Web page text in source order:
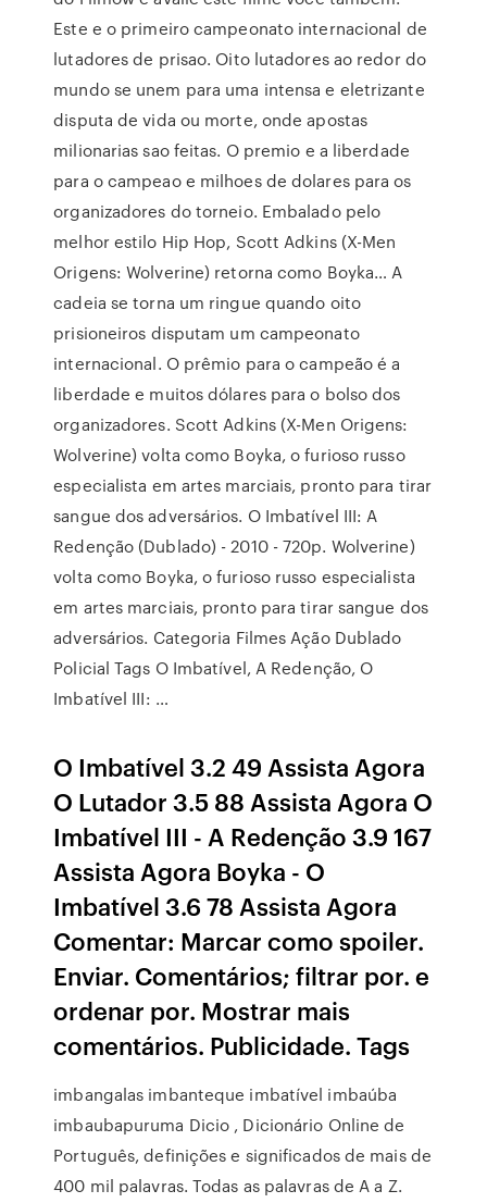
Este e o primeiro campeonato internacional de
lutadores de prisao. Oito lutadores ao redor do
mundo se unem para uma intensa e eletrizante
disputa de vida ou morte, onde apostas
milionarias sao feitas. O premio e a liberdade
para o campeao e milhoes de dolares para os
organizadores do torneio. Embalado pelo
melhor estilo Hip Hop, Scott Adkins (X-Men
Origens: Wolverine) retorna como Boyka… A
cadeia se torna um ringue quando oito
prisioneiros disputam um campeonato
internacional. O prêmio para o campeão é a
liberdade e muitos dólares para o bolso dos
organizadores. Scott Adkins (X-Men Origens:
Wolverine) volta como Boyka, o furioso russo
especialista em artes marciais, pronto para tirar
sangue dos adversários. O Imbatível III: A
Redenção (Dublado) - 2010 - 720p. Wolverine)
volta como Boyka, o furioso russo especialista
em artes marciais, pronto para tirar sangue dos
adversários. Categoria Filmes Ação Dublado
Policial Tags O Imbatível, A Redenção, O
Imbatível III: …
O Imbatível 3.2 49 Assista Agora
O Lutador 3.5 88 Assista Agora O
Imbatível III - A Redenção 3.9 167
Assista Agora Boyka - O
Imbatível 3.6 78 Assista Agora
Comentar: Marcar como spoiler.
Enviar. Comentários; filtrar por. e
ordenar por. Mostrar mais
comentários. Publicidade. Tags
imbangalas imbanteque imbatível imbaúba
imbaubapuruma Dicio , Dicionário Online de
Português, definições e significados de mais de
400 mil palavras. Todas as palavras de A a Z.